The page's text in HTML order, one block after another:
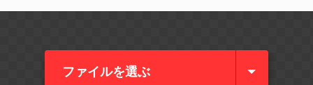
ファイルを選ぶ